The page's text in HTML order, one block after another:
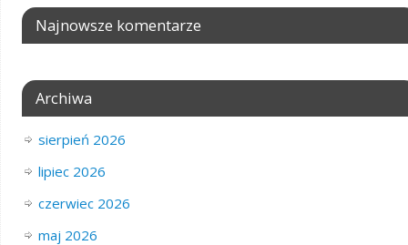
Najnowsze komentarze
Archiwa
sierpień 2026
lipiec 2026
czerwiec 2026
maj 2026